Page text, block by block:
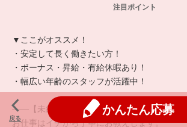
注目ポイント
▼ここがオススメ！
・安定して長く働きたい方！
・ボーナス・昇給・有給休暇あり！
・幅広い年齢のスタッフが活躍中！
――【未経験でも活躍できる環境です】
お仕事はイチから丁寧にお教えします。
戻る
かんたん応募